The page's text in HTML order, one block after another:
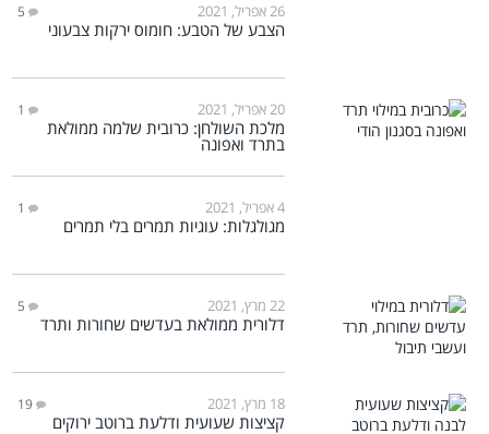
26 אפריל, 2021 5
הצבע של הטבע: חומוס ירקות צבעוני
20 אפריל, 2021 1
מלכת השולחן: כרובית שלמה ממולאת
בתרד ואפונה
4 אפריל, 2021 1
מגולגלות: עוגיות תמרים בלי תמרים
22 מרץ, 2021 5
דלורית ממולאת בעדשים שחורות ותרד
18 מרץ, 2021 19
קציצות שעועית ודלעת ברוטב ירוקים